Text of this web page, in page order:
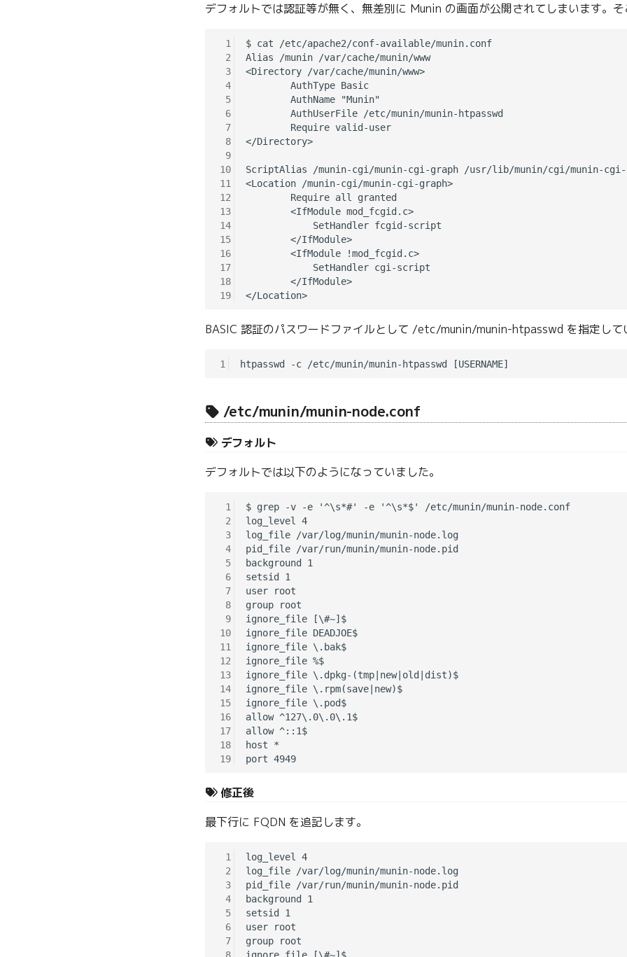
デフォルトでは認証等が無く、無差別に Munin の画面が公開されてしまいます。そ
1
2
3
4
5
6
7
8
9
10
11
12
13
14
15
16
17
18
19
$ cat /etc/apache2/conf-available/munin.conf
Alias /munin /var/cache/munin/www
<Directory /var/cache/munin/www>
        AuthType Basic
        AuthName "Munin"
        AuthUserFile /etc/munin/munin-htpasswd
        Require valid-user
</Directory>
ScriptAlias /munin-cgi/munin-cgi-graph /usr/lib/munin/cgi/munin-cgi-
<Location /munin-cgi/munin-cgi-graph>
        Require all granted
        <IfModule mod_fcgid.c>
            SetHandler fcgid-script
        </IfModule>
        <IfModule !mod_fcgid.c>
            SetHandler cgi-script
        </IfModule>
</Location>
BASIC 認証のパスワードファイルとして /etc/munin/munin-htpasswd を指定して
1
/etc/munin/munin-node.conf
デフォルト
デフォルトでは以下のようになっていました。
1
2
3
4
5
6
7
8
9
10
11
12
13
14
15
16
17
18
19
$ grep -v -e '^\s*#' -e '^\s*$' /etc/munin/munin-node.conf
log_level 4
log_file /var/log/munin/munin-node.log
pid_file /var/run/munin/munin-node.pid
background 1
setsid 1
user root
group root
ignore_file [\#~]$
ignore_file DEADJOE$
ignore_file \.bak$
ignore_file %$
ignore_file \.dpkg-(tmp|new|old|dist)$
ignore_file \.rpm(save|new)$
ignore_file \.pod$
allow ^127\.0\.0\.1$
allow ^::1$
host *
port 4949
修正後
最下行に FQDN を追記します。
1
2
3
4
5
6
7
8
log_level 4
log_file /var/log/munin/munin-node.log
pid_file /var/run/munin/munin-node.pid
background 1
setsid 1
user root
group root
ignore_file [\#~]$